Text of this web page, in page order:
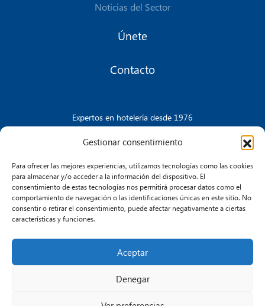
Gestionar consentimiento
Para ofrecer las mejores experiencias, utilizamos tecnologías como las cookies
para almacenar y/o acceder a la información del dispositivo. El
consentimiento de estas tecnologías nos permitirá procesar datos como el
comportamiento de navegación o las identificaciones únicas en este sitio. No
consentir o retirar el consentimiento, puede afectar negativamente a ciertas
características y funciones.
Aceptar
Denegar
Noticias del Sector
Únete
Contacto
Expertos en hotelería desde 1976
CONTACTA CON NOSOTROS